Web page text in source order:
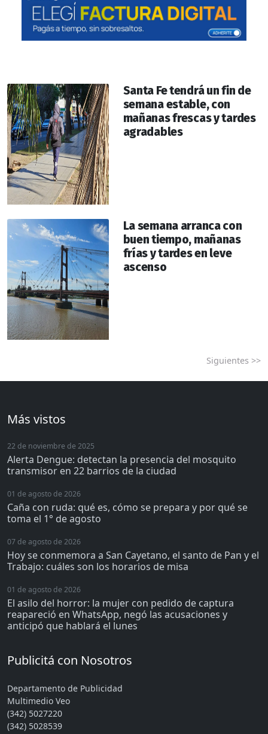
Santa Fe tendrá un fin de
semana estable, con
mañanas frescas y tardes
agradables
La semana arranca con
buen tiempo, mañanas
frías y tardes en leve
ascenso
Siguientes >>
Más vistos
22 de noviembre de 2025
Alerta Dengue: detectan la presencia del mosquito
transmisor en 22 barrios de la ciudad
01 de agosto de 2026
Caña con ruda: qué es, cómo se prepara y por qué se
toma el 1° de agosto
07 de agosto de 2026
Hoy se conmemora a San Cayetano, el santo de Pan y el
Trabajo: cuáles son los horarios de misa
01 de agosto de 2026
El asilo del horror: la mujer con pedido de captura
reapareció en WhatsApp, negó las acusaciones y
anticipó que hablará el lunes
Publicitá con Nosotros
Departamento de Publicidad
Multimedio Veo
(342) 5027220
(342) 5028539